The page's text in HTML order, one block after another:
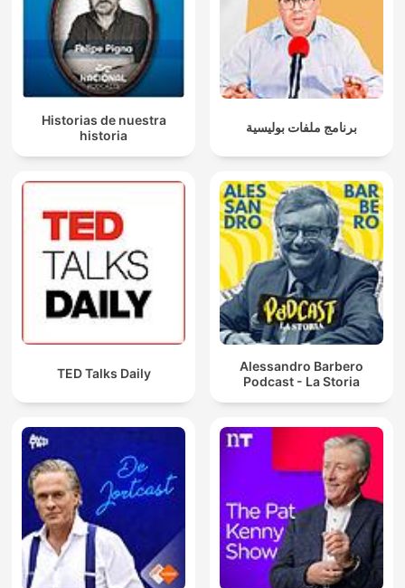
Historias de nuestra
historia
برنامج ملفات بوليسية
TED Talks Daily
Alessandro Barbero
Podcast - La Storia